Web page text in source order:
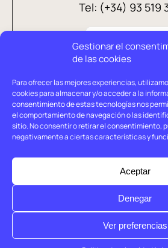
Gestionar el
de las cookies
Para ofrecer las mejores experiencias,
cookies para almacenar y/o acceder a la
consentimiento de estas tecnologías nos
el comportamiento de navegación o las
sitio. No consentir o retirar el consentimiento,
negativamente a ciertas características y
Aceptar
Denegar
Ver preferencias
Tel: (+34) 93 519
© Holtrop 2026
Aviso legal
Política de
Política de